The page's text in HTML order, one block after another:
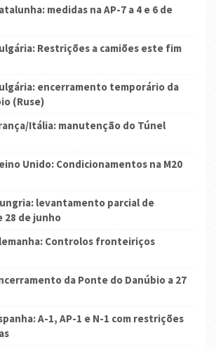
medidas na AP-7 a 4 e 6 de
Restrições a camiões este fim
encerramento temporário da
(Ruse)
Itália: manutenção do Túnel
Unido: Condicionamentos na M20
levantamento parcial de
28 de junho
Controlos fronteiriços
da Ponte do Danúbio a 27
A-1, AP-1 e N-1 com restrições